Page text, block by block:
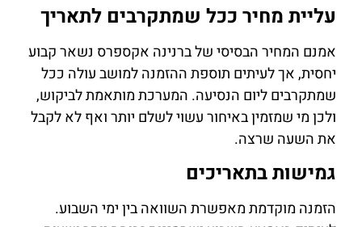
עליית מחיר ככל שמתקרבים לתאריך
אמנם המחיר הבסיסי של ברנינה אקספרס נשאר קבוע
יחסית, אך לעיתים תוספת ההזמנה למושב עולה ככל
שמתקרבים ליום הנסיעה. המערכת מותאמת לביקוש,
ולכן מי שמזמין באיחור עשוי לשלם יותר ואף לא לקבל
את השעה שרצה.
גמישות בתאריכים
הזמנה מוקדמת מאפשרת השוואה בין ימי השבוע.